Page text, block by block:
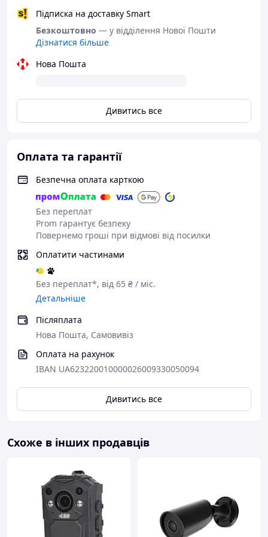
Підписка на доставку Smart
Безкоштовно — у відділення Нової Пошти
Дізнатися більше
Нова Пошта
Дивитись все
Оплата та гарантії
Безпечна оплата карткою
Без переплат
Prom гарантує безпеку
Повернемо гроші при відмові від посилки
Оплатити частинами
Без переплат*, від 65 ₴ / міс.
Детальніше
Післяплата
Нова Пошта, Самовивіз
Оплата на рахунок
IBAN UA623220010000026009330050094
Дивитись все
Схоже в інших продавців